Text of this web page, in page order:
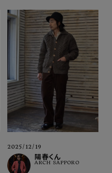
2025/12/19
陽春くん
ARCH SAPPORO